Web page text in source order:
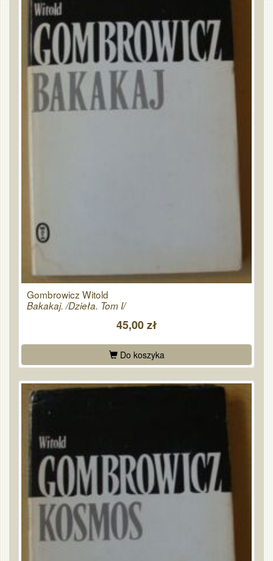
Gombrowicz Witold
Bakakaj. /Dzieła. Tom I/
45,00 zł
Do koszyka